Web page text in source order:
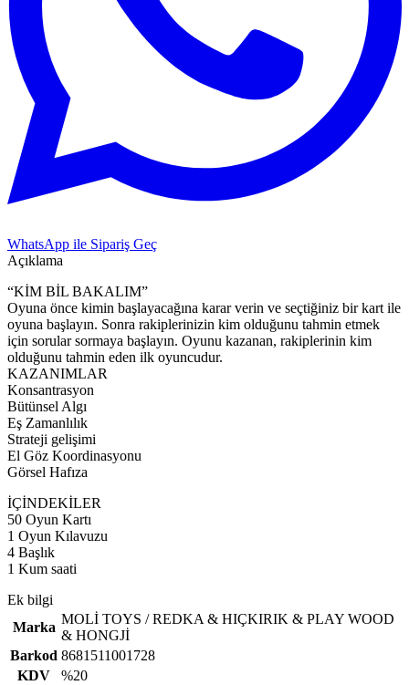
WhatsApp ile Sipariş Geç
Açıklama
“KİM BİL BAKALIM”
Oyuna önce kimin başlayacağına karar verin ve seçtiğiniz bir kart ile
oyuna başlayın. Sonra rakiplerinizin kim olduğunu tahmin etmek
için sorular sormaya başlayın. Oyunu kazanan, rakiplerinin kim
olduğunu tahmin eden ilk oyuncudur.
KAZANIMLAR
Konsantrasyon
Bütünsel Algı
Eş Zamanlılık
Strateji gelişimi
El Göz Koordinasyonu
Görsel Hafıza
İÇİNDEKİLER
50 Oyun Kartı
1 Oyun Kılavuzu
4 Başlık
1 Kum saati
Ek bilgi
Marka
MOLİ TOYS / REDKA & HIÇKIRIK & PLAY WOOD
& HONGJİ
Barkod 8681511001728
KDV
%20